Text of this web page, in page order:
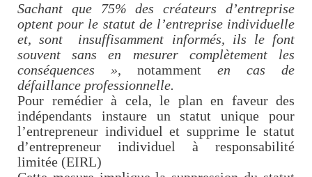
Sachant que 75% des créateurs d’entreprise
optent pour le statut de l’entreprise individuelle
et, sont insuffisamment informés, ils le font
souvent sans en mesurer complètement les
conséquences », notamment en cas de
défaillance professionnelle.
Pour remédier à cela, le plan en faveur des
indépendants instaure un statut unique pour
l’entrepreneur individuel et supprime le statut
d’entrepreneur individuel à responsabilité
limitée (EIRL)